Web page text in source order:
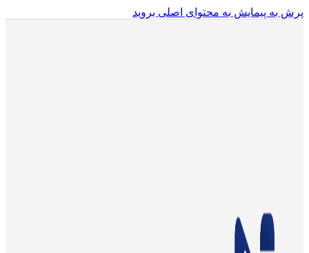
پرش به پیمایش به محتوای اصلی بروید